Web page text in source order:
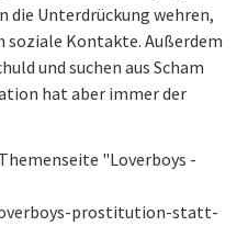
die Unterdrückung wehren,
soziale Kontakte. Außerdem
und suchen aus Scham
hat aber immer der
"Loverboys -
prostitution-statt-